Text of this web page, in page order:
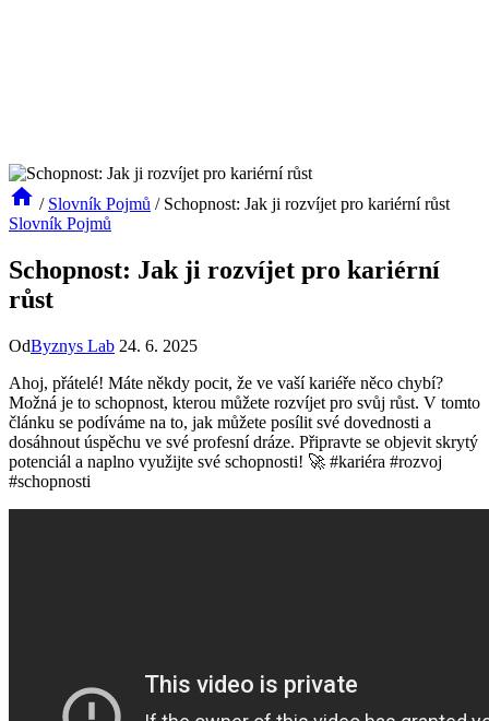
/ Slovník Pojmů / Schopnost: Jak ji rozvíjet pro kariérní růst
Slovník Pojmů
Schopnost: Jak ji rozvíjet pro kariérní
růst
OdByznys Lab 24. 6. 2025
Ahoj, přátelé! Máte někdy pocit, že ve vaší kariéře něco chybí?
Možná je to schopnost, kterou můžete rozvíjet pro svůj růst. V tomto
článku se podíváme na to, jak můžete posílit své dovednosti a
dosáhnout úspěchu ve své profesní dráze. Připravte se objevit skrytý
potenciál a naplno využijte své schopnosti! 🚀 #kariéra #rozvoj
#schopnosti